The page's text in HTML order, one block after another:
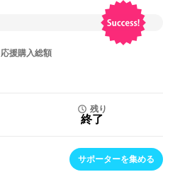
応援購入総額
残り
終了
サポーターを集める